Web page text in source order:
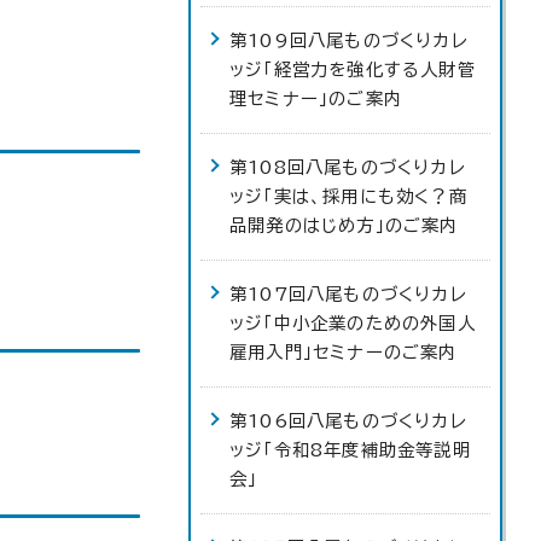
第109回八尾ものづくりカレ
ッジ「経営力を強化する人財管
理セミナー」のご案内
第108回八尾ものづくりカレ
ッジ「実は、採用にも効く？商
品開発のはじめ方」のご案内
第107回八尾ものづくりカレ
ッジ「中小企業のための外国人
雇用入門」セミナーのご案内
第106回八尾ものづくりカレ
ッジ「令和8年度補助金等説明
会」